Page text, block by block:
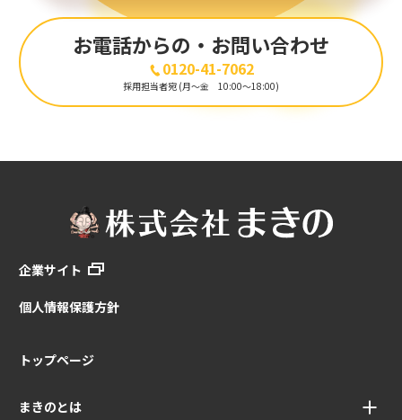
お電話からの ・お問い合わせ
0120-41-7062
採用担当者宛 (月〜金 10:00〜18:00)
企業サイト
個人情報保護方針
トップページ
まきのとは